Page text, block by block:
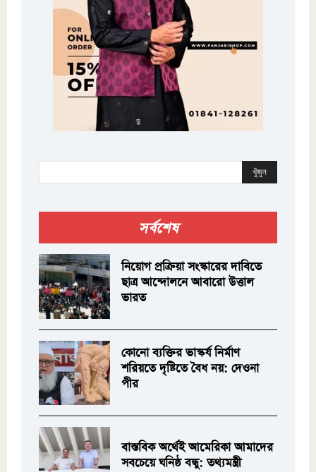
খুঁজুন
সর্বশেষ
নিয়োগ প্রক্রিয়া সংস্কারের দাবিতে
ছাত্র আন্দোলনে আবারো উত্তাল
ভারত
কোনো ব্যক্তির ভাস্কর্য নির্মাণ
শরিয়তে দৃষ্টিতে বৈধ নয়: দেওনা
পীর
বাস্তবিক অর্থেই আমেরিকা আমাদের
সবচেয়ে ঘনিষ্ঠ বন্ধু: তথ্যমন্ত্রী